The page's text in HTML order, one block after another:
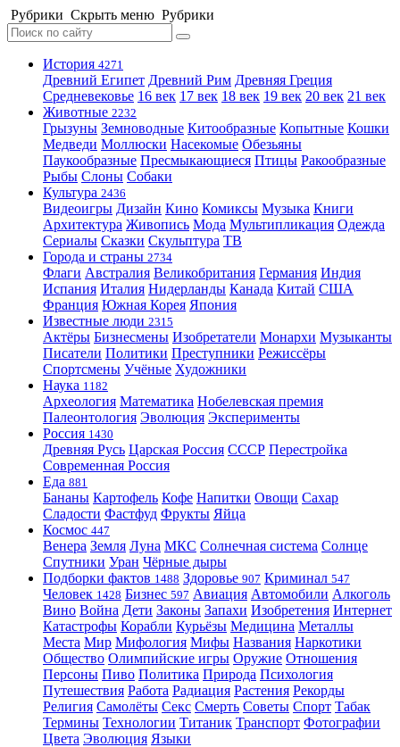
Рубрики Скрыть меню Рубрики
История 4271
Древний Египет Древний Рим Древняя Греция
Средневековье 16 век 17 век 18 век 19 век 20 век 21 век
Животные 2232
Грызуны Земноводные Китообразные Копытные Кошки
Медведи Моллюски Насекомые Обезьяны
Паукообразные Пресмыкающиеся Птицы Ракообразные
Рыбы Слоны Собаки
Культура 2436
Видеоигры Дизайн Кино Комиксы Музыка Книги
Архитектура Живопись Мода Мультипликация Одежда
Сериалы Сказки Скульптура ТВ
Города и страны 2734
Флаги Австралия Великобритания Германия Индия
Испания Италия Нидерланды Канада Китай США
Франция Южная Корея Япония
Известные люди 2315
Актёры Бизнесмены Изобретатели Монархи Музыканты
Писатели Политики Преступники Режиссёры
Спортсмены Учёные Художники
Наука 1182
Археология Математика Нобелевская премия
Палеонтология Эволюция Эксперименты
Россия 1430
Древняя Русь Царская Россия СССР Перестройка
Современная Россия
Еда 881
Бананы Картофель Кофе Напитки Овощи Сахар
Сладости Фастфуд Фрукты Яйца
Космос 447
Венера Земля Луна МКС Солнечная система Солнце
Спутники Уран Чёрные дыры
Подборки фактов 1488 Здоровье 907 Криминал 547
Человек 1428 Бизнес 597 Авиация Автомобили Алкоголь
Вино Война Дети Законы Запахи Изобретения Интернет
Катастрофы Корабли Курьёзы Медицина Металлы
Места Мир Мифология Мифы Названия Наркотики
Общество Олимпийские игры Оружие Отношения
Персоны Пиво Политика Природа Психология
Путешествия Работа Радиация Растения Рекорды
Религия Самолёты Секс Смерть Советы Спорт Табак
Термины Технологии Титаник Транспорт Фотографии
Цвета Эволюция Языки